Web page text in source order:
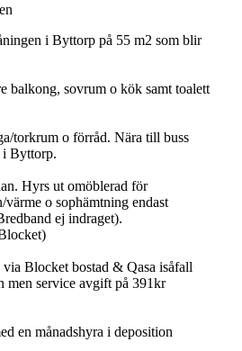
i Byttorp på 55 m2 som blir
balkong, sovrum o kök samt toalett
torkrum o förråd. Nära till buss
i Byttorp.
Hyrs ut omöblerad för
o sophämtning endast
ej indraget).
Blocket bostad & Qasa isåfall
men service avgift på 391kr
en månadshyra i deposition